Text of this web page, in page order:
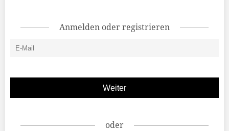
Anmelden oder registrieren
oder